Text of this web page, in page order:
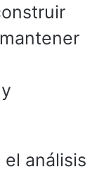
análisis